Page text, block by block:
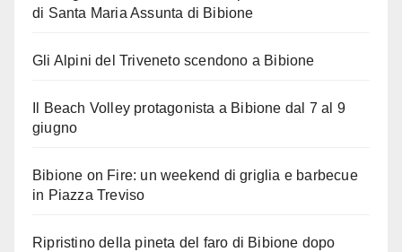
di Santa Maria Assunta di Bibione
Gli Alpini del Triveneto scendono a Bibione
Il Beach Volley protagonista a Bibione dal 7 al 9
giugno
Bibione on Fire: un weekend di griglia e barbecue
in Piazza Treviso
Ripristino della pineta del faro di Bibione dopo